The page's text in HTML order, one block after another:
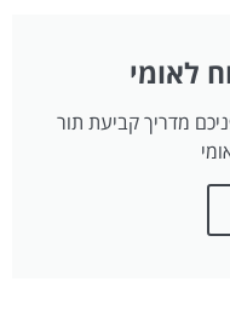
לאומי
מדריך קביעת תור